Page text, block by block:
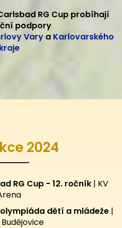
RG Cup probíhají
podpory
Varya Karlovarského
kraje
2024
RG Cup - 12. ročník | KV
dětí a mládeže |